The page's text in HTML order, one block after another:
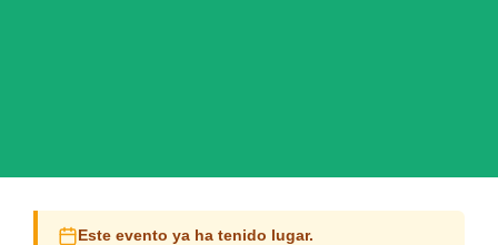
Este evento ya ha tenido lugar.